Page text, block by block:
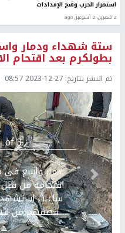
استمرار الحرب وشح الإمدادات
2 شهرين، 2 أسبوعين ago
ستة شهداء ودمار
بطولكرم بعد اقتحام
تم النشر بتاريخ: 2023-12-27 08:57
of 3.
دمار واسع
اقتحامه من
قصفهم من
Previous